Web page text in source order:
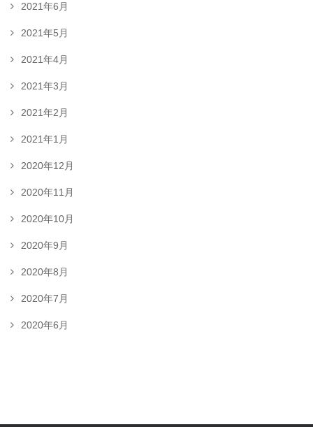
2021年6月
2021年5月
2021年4月
2021年3月
2021年2月
2021年1月
2020年12月
2020年11月
2020年10月
2020年9月
2020年8月
2020年7月
2020年6月